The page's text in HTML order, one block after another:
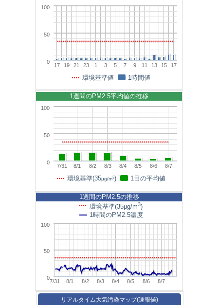
17 19 21 23 1 3 5 7 9 11 13 15 17
0
50
100
環境基準値 1時間値
7/31 8/1 8/2 8/3 8/4 8/5 8/6 8/7
0
50
100
1週間のPM2.5平均値の推移
環境基準(35μg/m3) 1日の平均値
7/31 8/1 8/2 8/3 8/4 8/5 8/6 8/7
0
50
100
1週間のPM2.5の推移
環境基準(35μg/m3)
1時間のPM2.5濃度
リアルタイム大気汚染マップ(速報値)